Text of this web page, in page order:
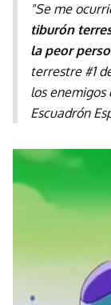
"Se me
tiburón
la peor
terrestre #1
los enemigos
Escuadrón